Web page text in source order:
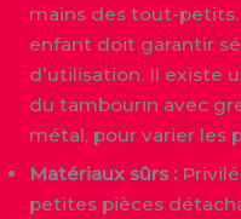
mains des tout-
enfant doit garantir
d’utilisation. Il existe
du tambourin avec
métal, pour varier les
Matériaux sûrs :
petites pièces